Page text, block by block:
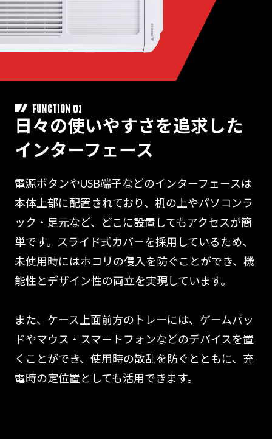
FUNCTION 01
日々の使いやすさを追求した
インターフェース
電源ボタンやUSB端子などのインターフェースは
本体上部に配置されており、机の上やパソコンラ
ック・足元など、どこに設置してもアクセスが簡
単です。スライド式カバーを採用しているため、
未使用時にはホコリの侵入を防ぐことができ、機
能性とデザイン性の両立を実現しています。
また、ケース上面前方のトレーには、ゲームパッ
ドやマウス・スマートフォンなどのデバイスを置
くことができ、使用時の散乱を防ぐとともに、充
電時の定位置としても活用できます。